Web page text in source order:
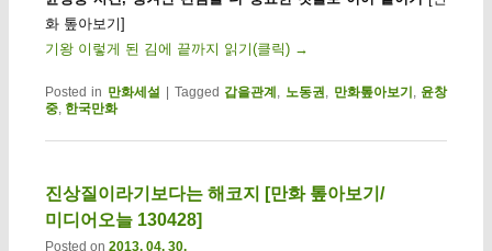
화 톺아보기]
기왕 이렇게 된 김에 끝까지 읽기(클릭) →
Posted in 만화세설 | Tagged 갑을관계 노동권 만화톺아보기 ,윤창
중, 한국만화
진상질이라기보다는 해코지 [만화 톺아보기/
미디어오늘 130428]
Posted on 2013. 04. 30.